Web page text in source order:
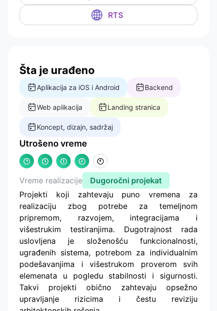
RTS
Šta je urađeno
Aplikacija za iOS i Android Backend
Web aplikacija Landing stranica
Koncept, dizajn, sadržaj
Utrošeno vreme
Vreme realizacije
Dugoročni projekat
Projekti koji zahtevaju puno vremena za
realizaciju zbog potrebe za temeljnom
pripremom, razvojem, integracijama i
višestrukim testiranjima. Dugotrajnost rada
uslovljena je složenošću funkcionalnosti,
ugrađenih sistema, potrebom za individualnim
podešavanjima i višestrukom proverom svih
elemenata u pogledu stabilnosti i sigurnosti.
Takvi projekti obično zahtevaju opsežno
upravljanje rizicima i čestu reviziju